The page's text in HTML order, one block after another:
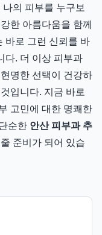
의 피부를 누구보
한 아름다움을 함께
바로 그런 신뢰를 바
다. 더 이상 피부과
명한 선택이 건강하
입니다. 지금 바로
고민에 대한 명쾌한
순한 안산 피부과 추
준비가 되어 있습